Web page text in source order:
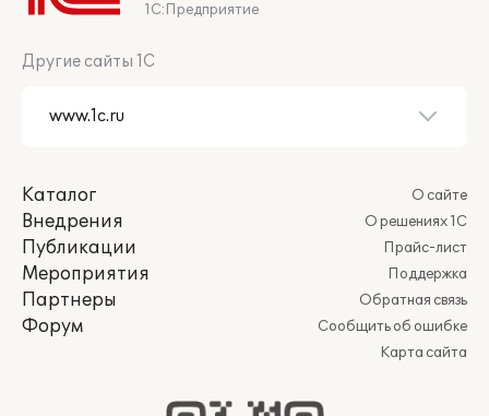
1С:Предприятие
Другие сайты 1С
Каталог
Внедрения
Публикации
Мероприятия
Партнеры
Форум
О сайте
О решениях 1С
Прайс-лист
Поддержка
Обратная связь
Сообщить об ошибке
Карта сайта